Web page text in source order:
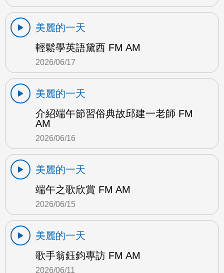
美麗的一天
輕鬆學英語黛西 FM AM
2026/06/17
美麗的一天
介紹端午節習俗典故邱建一老師 FM
AM
2026/06/16
美麗的一天
端午之歌欣賞 FM AM
2026/06/15
美麗的一天
歌手翁鈺鈞專訪 FM AM
2026/06/11